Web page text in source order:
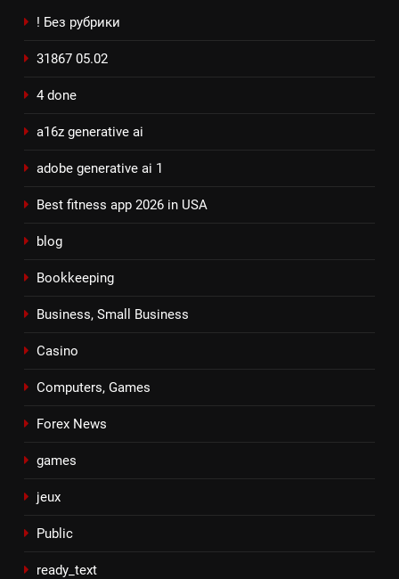
! Без рубрики
31867 05.02
4 done
a16z generative ai
adobe generative ai 1
Best fitness app 2026 in USA
blog
Bookkeeping
Business, Small Business
Casino
Computers, Games
Forex News
games
jeux
Public
ready_text